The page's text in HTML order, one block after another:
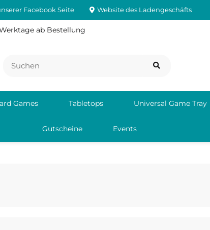
Facebook Seite Website des Ladengeschäfts
ab Bestellung
Games Tabletops Universal Game Tray
Gutscheine Events